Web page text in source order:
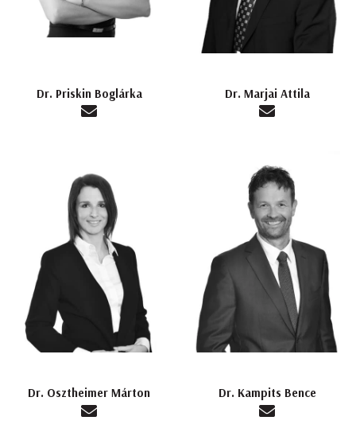
Dr. Priskin Boglárka Dr. Marjai Attila
Dr. Osztheimer Márton Dr. Kampits Bence